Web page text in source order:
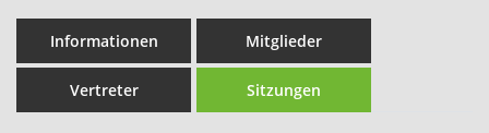
Informationen Mitglieder
Vertreter Sitzungen